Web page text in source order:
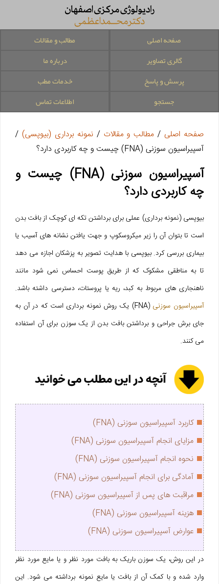
صفحه اصلی
مطالب و مقالات
گالری تصاویر
درباره ما
پرسش و پاسخ
خدمات مطب
جستجو
اطلاعات تماس
صفحه اصلی / مطالب و مقالات / نمونه برداری (بیوپسی) /
آسپیراسیون سوزنی (FNA) چیست و چه کاربردی دارد؟
آسپیراسیون سوزنی (FNA) چیست و
چه کاربردی دارد؟
بیوپسی (نمونه برداری) عملی برای برداشتن تکه ای کوچک از بافت بدن
است تا بتوان آن را زیر میکروسکوپ و جهت یافتن نشانه های آسیب یا
بیماری بررسی کرد. بیوپسی با هدایت تصویر به پزشکان اجازه می دهد
تا به مناطقی مشکوک که از طریق پوست احساس نمی شود مانند
ناهنجاری های مربوط به کبد، ریه یا پروستات، دسترسی داشته باشد.
آسپیراسیون سوزنی
(FNA) یک روش نمونه برداری است که در آن به
جای برش جراحی و برداشتن بافت بدن از یک سوزن برای آن استفاده
می کنند.
کاربرد آسپیراسیون سوزنی (FNA)
مزایای انجام آسپیراسیون سوزنی (FNA)
نحوه انجام آسپیراسیون سوزنی (FNA)
آمادگی برای انجام آسپیراسیون سوزنی (FNA)
مراقبت های پس از آسپیراسیون سوزنی (FNA)
هزینه آسپیراسیون سوزنی (FNA)
عوارض آسپیراسیون سوزنی (FNA)
در این روش، یک سوزن باریک به بافت مورد نظر و یا مایع مورد نظر
وارد شده و با کمک آن از بافت یا مایع نمونه برداشته می شود. این